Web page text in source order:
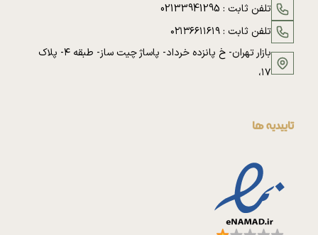
تلفن ثابت : 02133941295
تلفن ثابت :۰۲۱۳۶۶۱۱۶۱۹
بازار تهران- خ پانزده خرداد- پاساژ چیت ساز- طبقه ۴- پلاک
۱۷،
تاییدیه ها